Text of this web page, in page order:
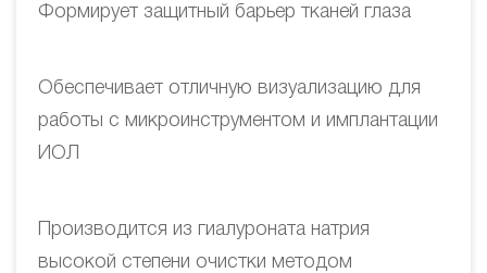
Формирует защитный барьер тканей глаза
Обеспечивает отличную визуализацию для
работы с микроинструментом и имплантации
ИОЛ
Производится из гиалуроната натрия
высокой степени очистки методом